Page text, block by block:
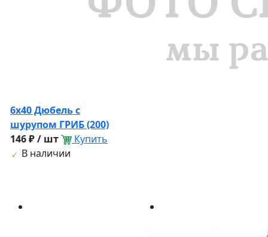
6х40 Дюбель с
шурупом ГРИБ (200)
146 ₽ / шт
Купить
В наличии